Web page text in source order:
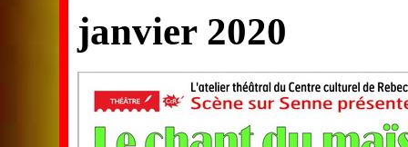
janvier 2020